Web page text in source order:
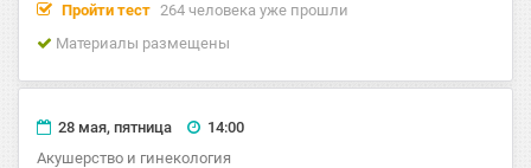
Пройти тест 264 человека уже прошли
Материалы размещены
28 мая, пятница
14:00
Акушерство и гинекология